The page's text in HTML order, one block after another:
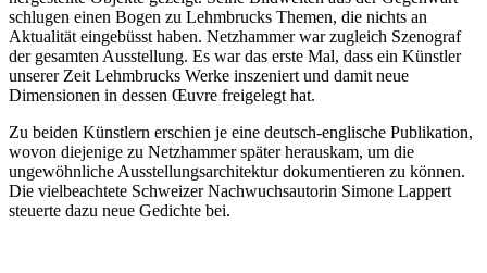
schlugen einen Bogen zu Lehmbrucks Themen, die nichts an
Aktualität eingebüsst haben. Netzhammer war zugleich Szenograf
der gesamten Ausstellung. Es war das erste Mal, dass ein Künstler
unserer Zeit Lehmbrucks Werke inszeniert und damit neue
Dimensionen in dessen Œuvre freigelegt hat.
Zu beiden Künstlern erschien je eine deutsch-englische Publikation,
wovon diejenige zu Netzhammer später herauskam, um die
ungewöhnliche Ausstellungsarchitektur dokumentieren zu können.
Die vielbeachtete Schweizer Nachwuchsautorin Simone Lappert
steuerte dazu neue Gedichte bei.